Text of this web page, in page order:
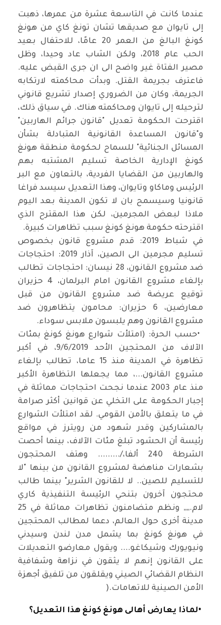
عندما كانت في التاسعة عشرة من عمرها، ذهبت
إلى تايوان مع صديقها تشان تونغ كاي من هونغ
كونغ البالغ من العمر 20 عامًا، للاحتفال بعيد
الحب عام 2018، ولكن الشاب عاد وحيدا، وظل
مصير الفتاة غير واضح الى ان جرى القبض عليه.
فاعترف بجريمة القتل. وبدأت محاكمته لارتكابه
الجريمة، وكان من الضروري إصدار تشريع قانوني
لترحيله إلى تايوان ومحاكمته هناك. في سياق ذلك،
اقترحت الحكومة تعديل "قانون جرائم الهاربين"
و"قانون المساعدة القانونية المتبادلة بشأن
المسائل الجنائية" للسماح لحكومة منطقة هونغ
كونغ الإدارية الخاصة تسليم المشتبه بهم
والهاربين من القضايا الفردية، بالتعاون مع البر
الرئيس وماكاو وتايوان، وهذا التعديل سيسد فراغا
قانونيا وسيسمح بان لا تكون المدينة بعد اليوم
ملاذا لبعض المجرمين، لكن هذا المقترح الذي
اقترحته حكومة هونغ كونغ سبب تظاهرات كبيرة.
في شباط 2019: قدم مشروع قانون بخصوص
تسليم مجرمين الى الصين، آذار 2019: احتجاجات
ضد مشروع القانون، 28 نيسان: احتجاجات تطالب
بإلغاء مشروع القانون امام البرلمان، 4 حزيران
توقيع عريضة ضد مشروع القانون من قبل
معارضين، 6 حزيران: محامون يتظاهرون ضد
مشروع القانون وهم يلبسون ملابس سوداء.
•حسب الحرة: (امتلأت شوارع هونغ كونغ بمئات
الآلاف من المحتجين الأحد 9/6/2019، في أكبر
تظاهرة في المدينة منذ 15 عاما، تطالب بإلغاء
مشروع القانون...، مما يجعلها التظاهرة الأكبر
منذ عام 2003 عندما نجحت احتجاجات مماثلة في
إجبار الحكومة على التخلي عن قوانين أكثر صرامة
في ما يتعلق بالأمن القومي. لقد امتلأت الشوارع
بالمشاركين وقدر شهود من رويترز في مواقع
رئيسة أن الحشود تبلغ مئات الآلاف، بينما أحصت
الشرطة 240 ألفا،/......... وهتف المحتجون
بشعارات مناهضة لمشروع القانون من بينها "لا
للتسليم للصين.. لا للقانون الشرير" بينما طالب
محتجون آخرون بتنحي الرئيسة التنفيذية كاري
لام.,,,, ونظم متضامنون تظاهرات مماثلة في 25
مدينة أخرى حول العالم، دعما لمطالب المحتجين
في هونغ كونغ بما يشمل مدن لندن وسيدني
ونيويورك وشيكاغو.... ويقول معارضو التعديلات
على القانون إنهم لا يثقون في نزاهة وشفافية
النظام القضائي الصيني ويقلقون من تلفيق أجهزة
الأمن الصينية للاتهامات).
•لماذا يعارض أهالى هونغ كونغ هذا التعديل؟